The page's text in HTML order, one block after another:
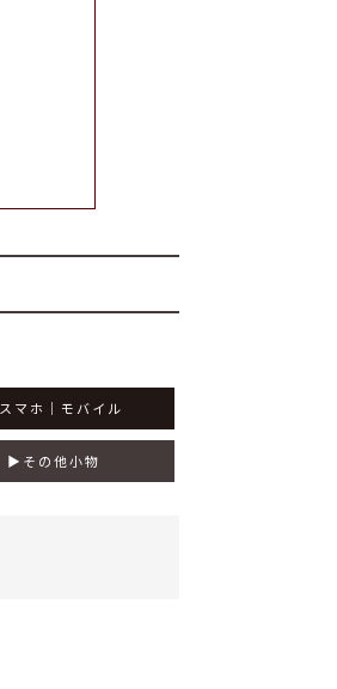
スマホ│モバイル
その他小物